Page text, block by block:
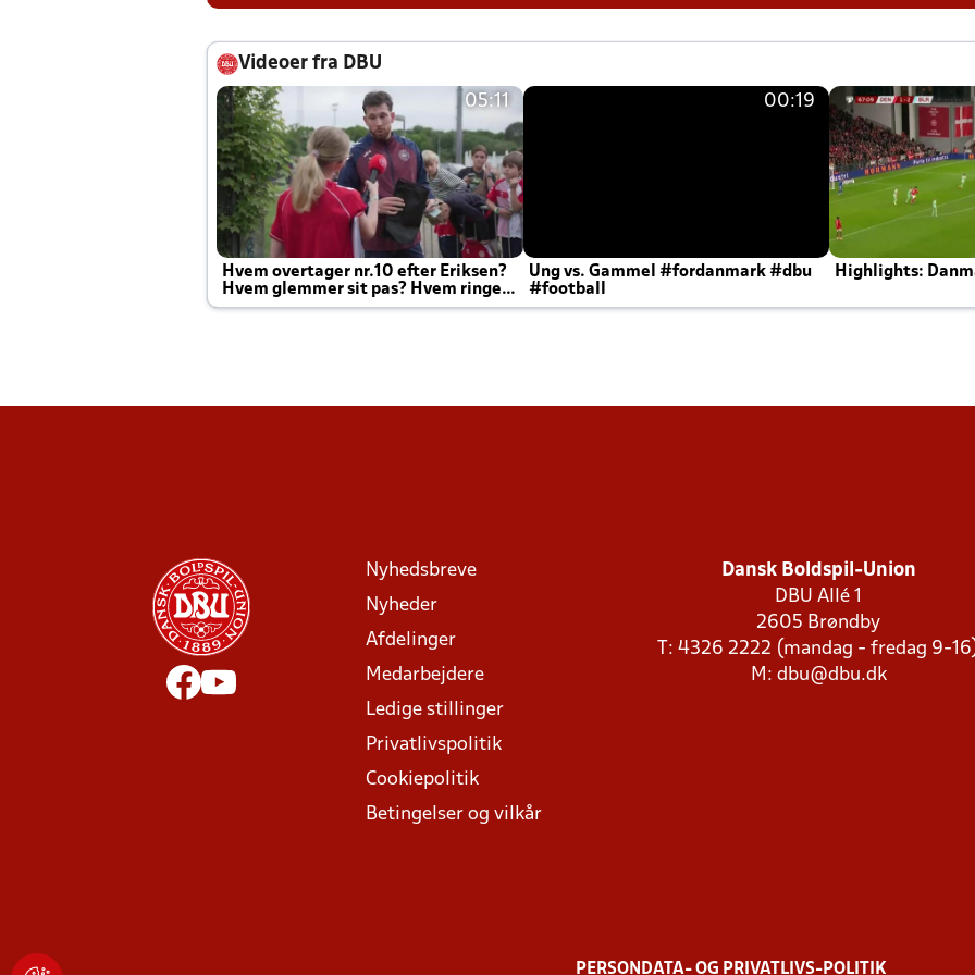
Videoer fra DBU
05:11
Hvem overtager nr.10 efter Eriksen?
Hvem glemmer sit pas? Hvem ringer
Joachim altid til efter kampe?
00:19
Ung vs. Gammel #fordanmark #dbu
#football
Highlights:
Nyhedsbreve
Nyheder
Afdelinger
Medarbejdere
Ledige stillinger
Privatlivspolitik
Cookiepolitik
Betingelser og vilkår
Dansk Boldspil-Union
DBU Allé 1
2605 Brøndby
T: 4326 2222 (mandag - fredag 9-
M: dbu@dbu.dk
PERSONDATA- OG PRIVATLIVS-POLITIK